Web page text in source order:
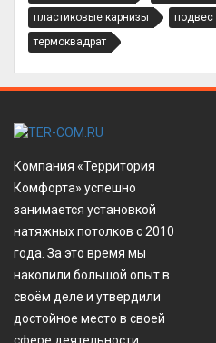
пластиковые карнизы
подвес
термоквадрат
Компания «Территория
Комфорта» успешно
занимается установкой
натяжных потолков с 2010
года. За это время мы
накопили большой опыт в
своём деле и утвердили
достойное место в своей